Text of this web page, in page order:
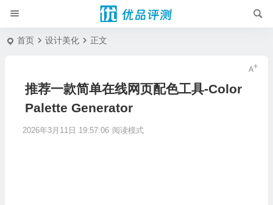
首页 设计美化 正文
推荐一款简单在线网页配色工具-Color
Palette Generator
2026年3月11日 19:57:06 阅读模式